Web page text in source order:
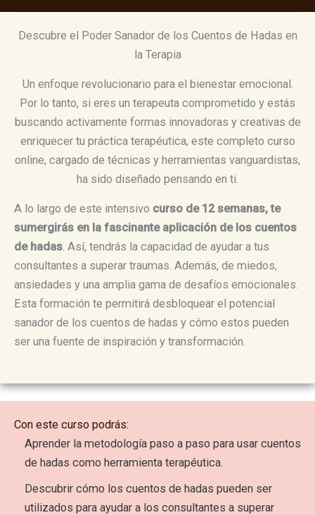
Descubre el Poder Sanador de los Cuentos de Hadas en
la Terapia
Un enfoque revolucionario para el bienestar emocional.
Por lo tanto, si eres un terapeuta comprometido y estás
buscando activamente formas innovadoras y creativas de
enriquecer tu práctica terapéutica, este completo curso
online, cargado de técnicas y herramientas vanguardistas,
ha sido diseñado pensando en ti.
A lo largo de este intensivo curso de 12 semanas, te
sumergirás en la fascinante aplicación de los cuentos
de hadas . Así, tendrás la capacidad de ayudar a tus
consultantes a superar traumas. Además, de miedos,
ansiedades y una amplia gama de desafíos emocionales.
Esta formación te permitirá desbloquear el potencial
sanador de los cuentos de hadas y cómo estos pueden
ser una fuente de inspiración y transformación.
Con este curso podrás:
Aprender la metodología paso a paso para usar cuentos
de hadas como herramienta terapéutica.
Descubrir cómo los cuentos de hadas pueden ser
utilizados para ayudar a los consultantes a superar